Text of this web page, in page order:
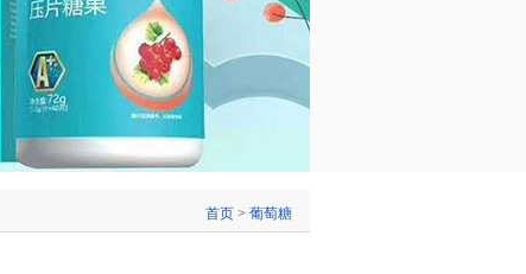
首页 > 葡萄糖